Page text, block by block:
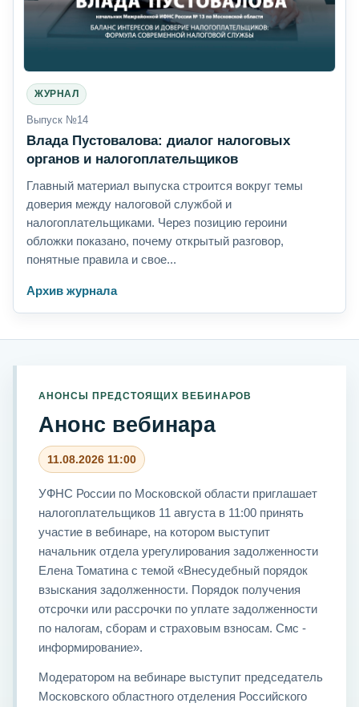
ЖУРНАЛ
Выпуск №14
Влада Пустовалова: диалог налоговых
органов и налогоплательщиков
Главный материал выпуска строится вокруг темы
доверия между налоговой службой и
налогоплательщиками. Через позицию героини
обложки показано, почему открытый разговор,
понятные правила и свое...
Архив журнала
АНОНСЫ ПРЕДСТОЯЩИХ ВЕБИНАРОВ
Анонс вебинара
11.08.2026 11:00
УФНС России по Московской области приглашает
налогоплательщиков 11 августа в 11:00 принять
участие в вебинаре, на котором выступит
начальник отдела урегулирования задолженности
Елена Томатина с темой «Внесудебный порядок
взыскания задолженности. Порядок получения
отсрочки или рассрочки по уплате задолженности
по налогам, сборам и страховым взносам. Смс -
информирование».
Модератором на вебинаре выступит председатель
Московского областного отделения Российского